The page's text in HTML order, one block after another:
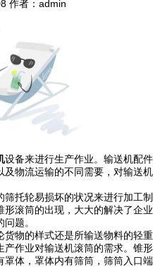
作者：admin
设备来进行生产作业。输送机配件
物流运输的不同需要，对输送机
筛托轮易损坏的状况来进行加工制
滚筒的出现，大大的解决了企业
题。
物的样式还是所输送物料的轻重
产作业对输送机滚筒的需求。锥形
体，罩体内有筛筒，筛筒入口端